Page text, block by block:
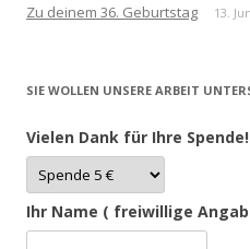
Zu deinem 36. Geburtstag 13.
SIE WOLLEN UNSERE ARBEIT
Vielen Dank für Ihre Spende!
Ihr Name ( freiwillige